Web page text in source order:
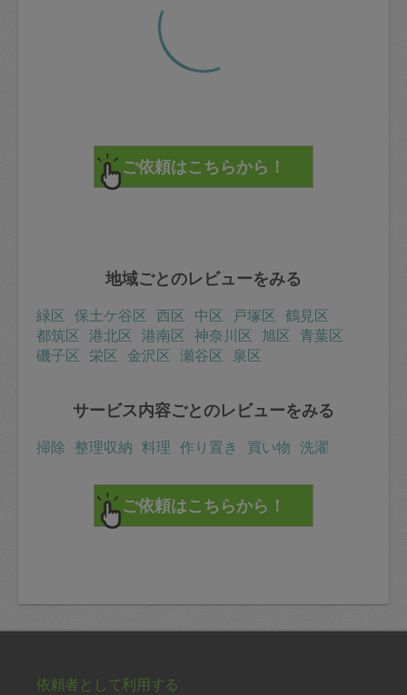
地域ごとのレビューをみる
緑区 保土ケ谷区 西区 中区 戸塚区 鶴見区
都筑区 港北区 港南区 神奈川区 旭区 青葉区
磯子区 栄区 金沢区 瀬谷区 泉区
サービス内容ごとのレビューをみる
掃除 整理収納 料理 作り置き 買い物 洗濯
依頼者として利用する